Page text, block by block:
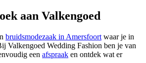
aan Valkengoed
bruidsmodezaak in Amersfoort waar je in
Valkengoed Wedding Fashion ben je van
een afspraak en ontdek wat er